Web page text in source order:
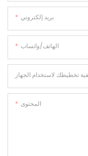
بريد إلكتروني
الهاتف/واتساب
المحتوى